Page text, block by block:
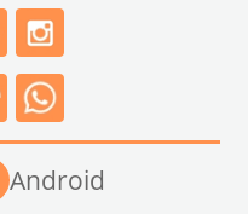
Android